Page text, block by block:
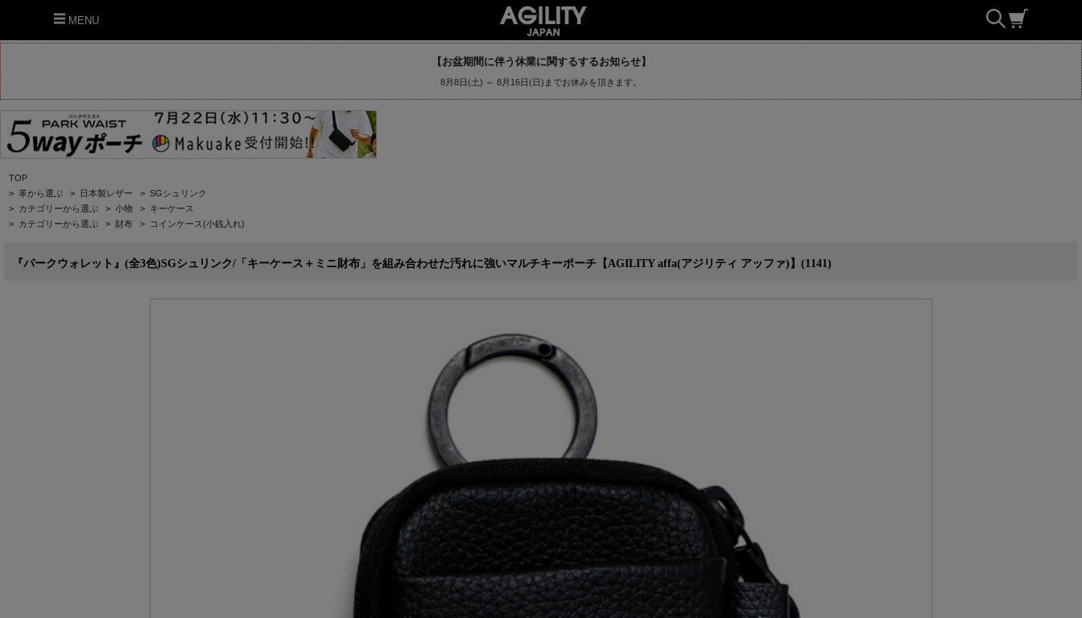
MENU
【お盆期間に伴う休業に関するするお知らせ】
8月8日(土) ～ 8月16日(日)までお休みを頂きます。
TOP
> 革から選ぶ > 日本製レザー > SGシュリンク
> カテゴリーから選ぶ > 小物 > キーケース
> カテゴリーから選ぶ > 財布 > コインケース(小銭入れ)
『パークウォレット』(全3色)SGシュリンク/「キーケース＋ミニ財布」を組み合わせた汚れに強いマルチキーポーチ【AGILITY affa(アジリティ アッファ)】(1141)